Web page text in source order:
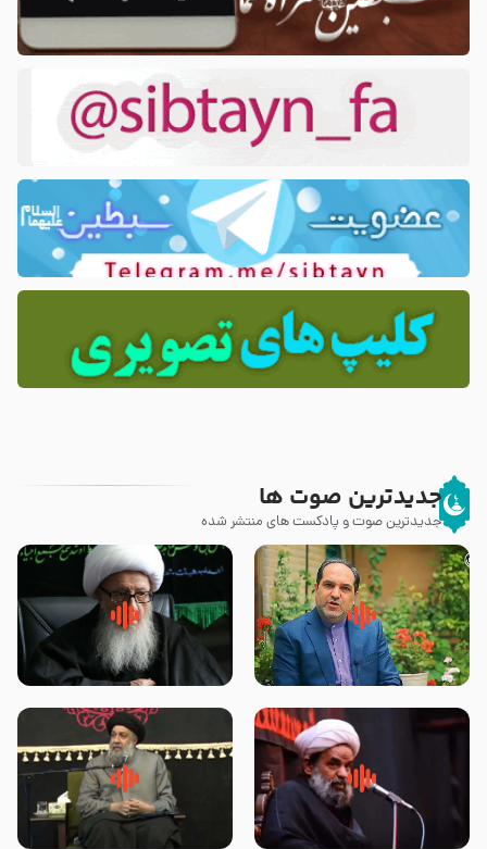
جدیدترین صوت ها
جدیدترین صوت و پادکست های منتشر شده
پیامبر صلی الله علیه وآله و سلم
فرمودند وای بر بچه های آخر
زوّار اربعین امام حسین (علیه
السلام) با این اشتیاق به زیارت
روضه جانسوز پاره های جگر امام
حسن مجتبی علیه السلام-حجت
لقب حضرت رقیه سلام الله علیها به
چه معناست – حجت الاسلام علوی